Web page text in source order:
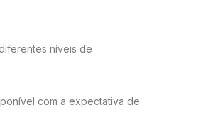
níveis de
com a expectativa de